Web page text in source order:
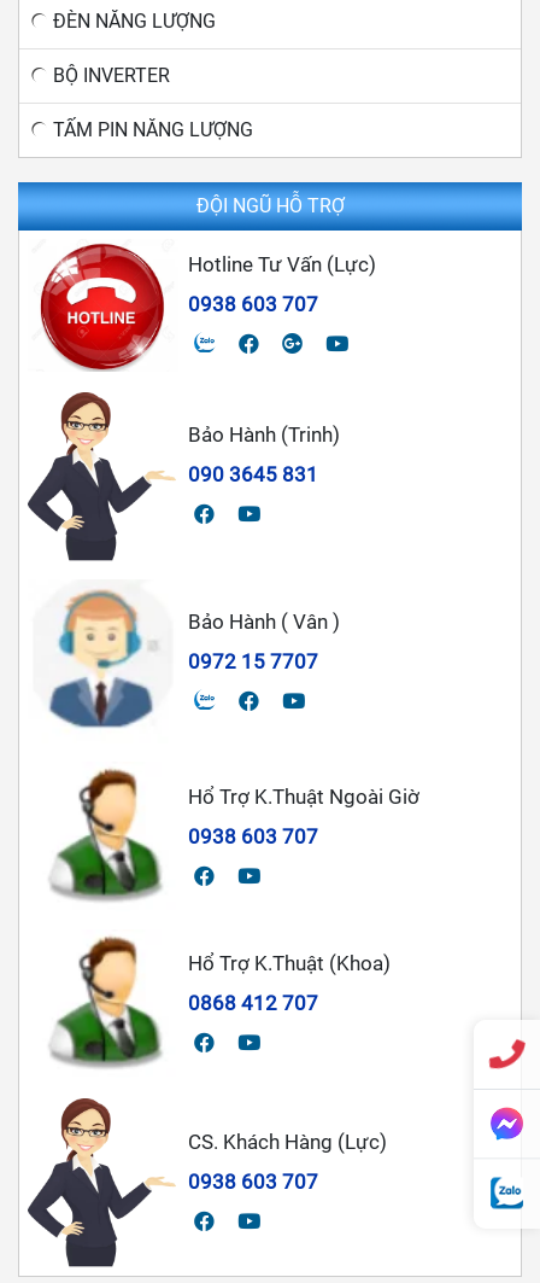
ĐÈN NĂNG LƯỢNG
BỘ INVERTER
TẤM PIN NĂNG LƯỢNG
ĐỘI NGŨ HỖ TRỢ
Hotline Tư Vấn (Lực)
0938 603 707
Bảo Hành (Trinh)
090 3645 831
Bảo Hành ( Vân )
0972 15 7707
Hổ Trợ K.Thuật Ngoài Giờ
0938 603 707
Hổ Trợ K.Thuật (Khoa)
0868 412 707
CS. Khách Hàng (Lực)
0938 603 707